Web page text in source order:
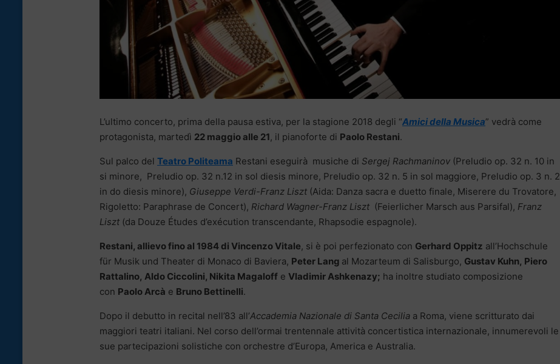
L’ultimo concerto, prima della pausa estiva, per la stagione 2018 degli “Amici della Musica” vedrà come
protagonista, martedì 22 maggio alle 21, il pianoforte di Paolo Restani.
Sul palco del Teatro Politeama Restani eseguirà musiche di Sergej Rachmaninov (Preludio op. 32 n. 10 in
si minore, Preludio op. 32 n.12 in sol diesis minore, Preludio op. 32 n. 5 in sol maggiore, Preludio op. 3 n. 2
in do diesis minore), Giuseppe Verdi-Franz Liszt (Aida: Danza sacra e duetto finale, Miserere du Trovatore,
Rigoletto: Paraphrase de Concert), Richard Wagner-Franz Liszt (Feierlicher Marsch aus Parsifal), Franz
Liszt (da Douze Études d’exécution transcendante, Rhapsodie espagnole).
Restani, allievo fino al 1984 di Vincenzo Vitale, si è poi perfezionato con Gerhard Oppitz all’Hochschule
für Musik und Theater di Monaco di Baviera, Peter Lang al Mozarteum di Salisburgo, Gustav Kuhn, Piero
Rattalino, Aldo Ciccolini, Nikita Magaloff e Vladimir Ashkenazy; ha inoltre studiato composizione
con Paolo Arcà e Bruno Bettinelli.
Dopo il debutto in recital nell’83 all’Accademia Nazionale di Santa Cecilia a Roma, viene scritturato dai
maggiori teatri italiani. Nel corso dell’ormai trentennale attività concertistica internazionale, innumerevoli le
sue partecipazioni solistiche con orchestre d’Europa, America e Australia.